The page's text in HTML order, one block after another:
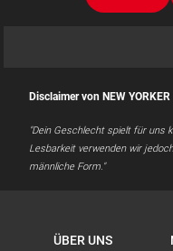
Disclaimer von NEW YORKER
"Dein Geschlecht spielt für uns
Lesbarkeit verwenden wir
männliche Form."
ÜBER UNS